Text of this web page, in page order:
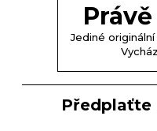
Jediné
Předplaťte